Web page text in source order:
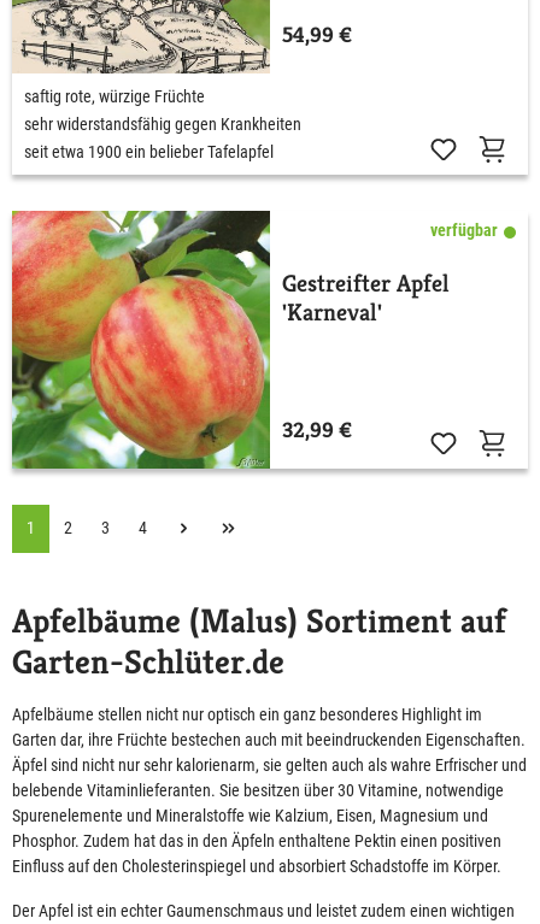
54,99 €
saftig rote, würzige Früchte
sehr widerstandsfähig gegen Krankheiten
seit etwa 1900 ein belieber Tafelapfel
verfügbar
Gestreifter Apfel
'Karneval'
32,99 €
1 2 3 4
Apfelbäume (Malus) Sortiment auf
Garten-Schlüter.de
Apfelbäume stellen nicht nur optisch ein ganz besonderes Highlight im
Garten dar, ihre Früchte bestechen auch mit beeindruckenden Eigenschaften.
Äpfel sind nicht nur sehr kalorienarm, sie gelten auch als wahre Erfrischer und
belebende Vitaminlieferanten. Sie besitzen über 30 Vitamine, notwendige
Spurenelemente und Mineralstoffe wie Kalzium, Eisen, Magnesium und
Phosphor. Zudem hat das in den Äpfeln enthaltene Pektin einen positiven
Einfluss auf den Cholesterinspiegel und absorbiert Schadstoffe im Körper.
Der Apfel ist ein echter Gaumenschmaus und leistet zudem einen wichtigen